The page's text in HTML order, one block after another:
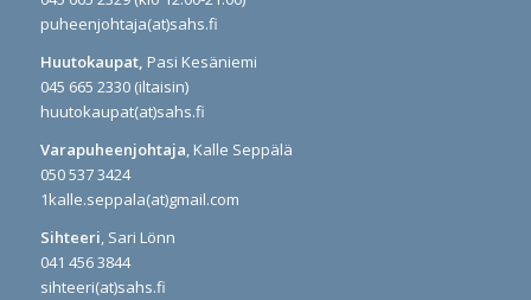
puheenjohtaja(at)sahs.fi
Huutokaupat, Pasi Kesäniemi
045 665 2330 (iltaisin)
huutokaupat(at)sahs.fi
Varapuheenjohtaja, Kalle Seppälä
050 537 3424
1kalle.seppala(at)gmail.com
Sihteeri, Sari Lönn
041 456 3844
sihteeri(at)sahs.fi